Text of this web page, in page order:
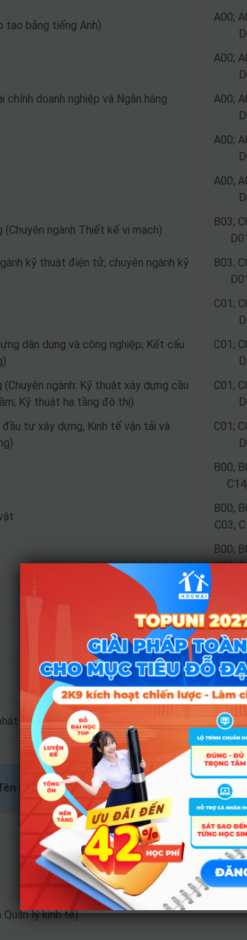
tạo bằng tiếng Anh)
A00;
A00;
chính doanh nghiệp và Ngân hàng
A00;
A00;
A00;
ngành Thiết kế vi mạch)
B03;
kỹ thuật điện tử; chuyên ngành kỹ
B03;
C01;
dân dụng và công nghiệp; Kết cấu
C01;
ngành: Kỹ thuật xây dựng cầu
Kỹ thuật hạ tầng đô thị)
C01;
tư xây dựng, Kinh tế vận tải và
C01;
B00;
B00;
C03;
B00;
C03;
B00;
A00;
triển đô thị & bất động sản)
A00;
ngành
lý kinh tế)